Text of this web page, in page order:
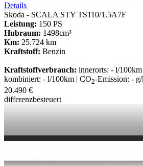
Details
Skoda - SCALA STY TS110/1.5A7F
Leistung: 150 PS
Hubraum: 1498cm³
Km: 25.724 km
Kraftstoff: Benzin
Kraftstoffverbrauch: innerorts: - l/
kombiniert: - l/100km | CO2-Emission: -
20.490 €
differenzbesteuert